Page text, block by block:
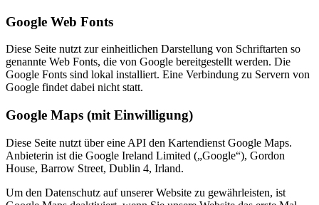
Google Web Fonts
Diese Seite nutzt zur einheitlichen Darstellung von Schriftarten so
genannte Web Fonts, die von Google bereitgestellt werden. Die
Google Fonts sind lokal installiert. Eine Verbindung zu Servern von
Google findet dabei nicht statt.
Google Maps (mit Einwilligung)
Diese Seite nutzt über eine API den Kartendienst Google Maps.
Anbieterin ist die Google Ireland Limited („Google“), Gordon
House, Barrow Street, Dublin 4, Irland.
Um den Datenschutz auf unserer Website zu gewährleisten, ist